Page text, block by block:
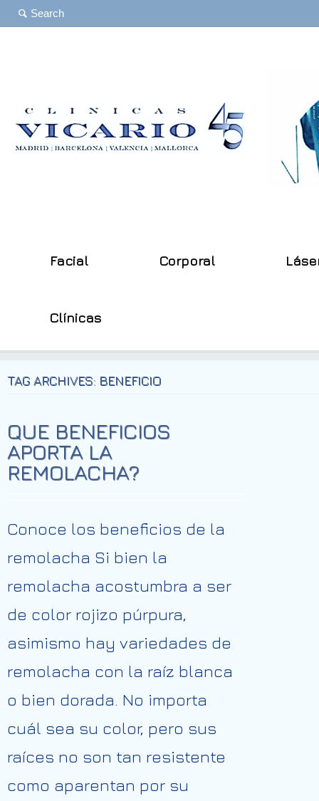
Facial Corporal
Clínicas
TAG ARCHIVES: BENEFICIO
QUE BENEFICIOS
APORTA LA
REMOLACHA?
Conoce los beneficios de la
remolacha Si bien la
remolacha acostumbra a ser
de color rojizo púrpura,
asimismo hay variedades de
remolacha con la raíz blanca
o bien dorada. No importa
cuál sea su color, pero sus
raíces no son tan resistente
como aparentan por su